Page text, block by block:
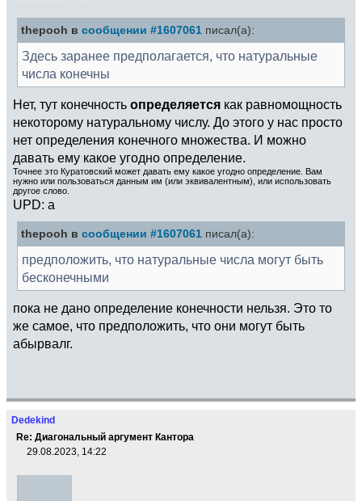
thepooh в сообщении #1607061 писал(а):
Здесь заранее предполагается, что натуральные
числа конечны
Нет, тут конечность определяется как равномощность
некоторому натуральному числу. До этого у нас просто
нет определения конечного множества. И можно
давать ему какое угодно определение.
Точнее это Куратовский может давать ему какое угодно определение. Вам
нужно или пользоваться данным им (или эквивалентным), или использовать
другое слово.
UPD: а
thepooh в сообщении #1607061 писал(а):
предположить, что натуральные числа могут быть
бесконечными
пока не дано определение конечности нельзя. Это то
же самое, что предположить, что они могут быть
абырвалг.
Dedekind
Re: Диагональный аргумент Кантора
29.08.2023, 14:22